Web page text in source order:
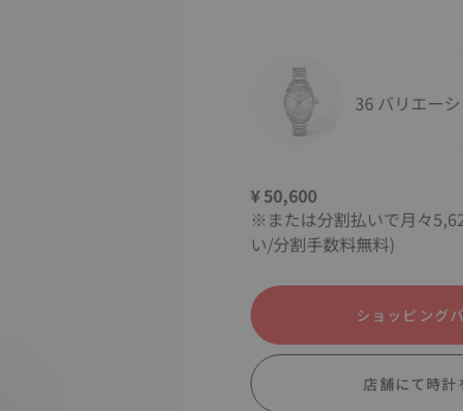
36 バリエー
¥ 50,600
※または分割払いで月々
い/分割手数料無料)
ショッピング
店舗にて時計